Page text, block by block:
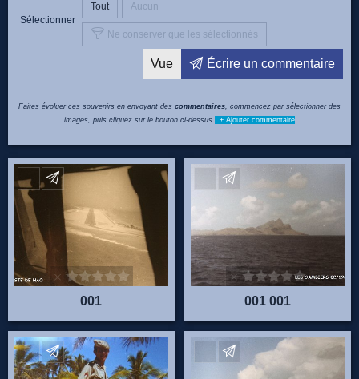
Sélectionner
Tout Aucun
Ne conserver que les sélectionnés
Vue Écrire un commentaire
Faites évoluer ces souvenirs en envoyant des commentaires , commencez par sélectionner des
images, puis cliquez sur le bouton ci-dessus
+ Ajouter commentaire
Envoyez vos commentaires
001
Envoyez vos
001 001
Envoyez vos commentaires Envoyez vos